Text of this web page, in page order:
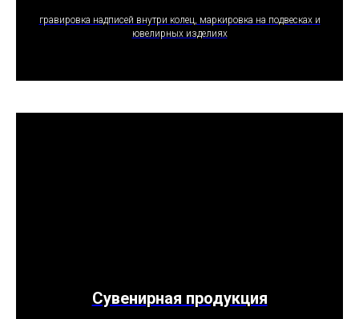
гравировка надписей внутри колец, маркировка на подвесках и
ювелирных изделиях
ПОЛУЧИТЬ ПРЕДЛОЖЕНИЕ
Сувенирная продукция